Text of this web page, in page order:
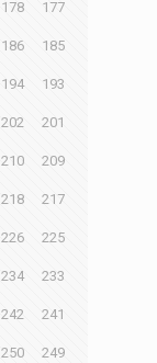
177
178
185
186
193
194
201
202
209
210
217
218
225
226
233
234
241
242
249
250